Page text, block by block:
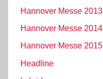
Hannover Messe 2013
Hannover Messe 2014
Hannover Messe 2015
Headline